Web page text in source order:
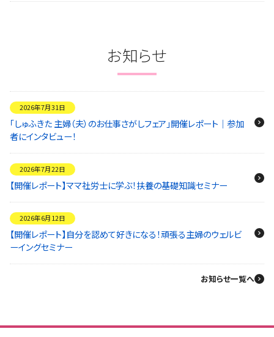
お知らせ
2026年7月31日
「しゅふきた 主婦（夫）のお仕事さがしフェア」開催レポート｜参加
者にインタビュー！
2026年7月22日
【開催レポート】ママ社労士に学ぶ！扶養の基礎知識セミナー
2026年6月12日
【開催レポート】自分を認めて好きになる！頑張る主婦のウェルビ
ーイングセミナー
お知らせ一覧へ